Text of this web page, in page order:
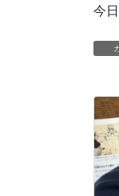
今